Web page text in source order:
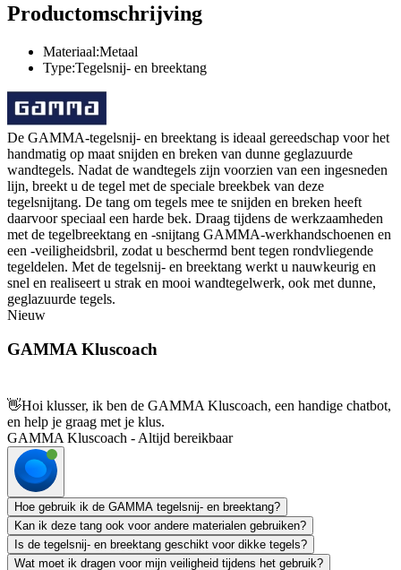
Productomschrijving
Materiaal:Metaal
Type:Tegelsnij- en breektang
De GAMMA-tegelsnij- en breektang is ideaal gereedschap voor het
handmatig op maat snijden en breken van dunne geglazuurde
wandtegels. Nadat de wandtegels zijn voorzien van een ingesneden
lijn, breekt u de tegel met de speciale breekbek van deze
tegelsnijtang. De tang om tegels mee te snijden en breken heeft
daarvoor speciaal een harde bek. Draag tijdens de werkzaamheden
met de tegelbreektang en -snijtang GAMMA-werkhandschoenen en
een -veiligheidsbril, zodat u beschermd bent tegen rondvliegende
tegeldelen. Met de tegelsnij- en breektang werkt u nauwkeurig en
snel en realiseert u strak en mooi wandtegelwerk, ook met dunne,
geglazuurde tegels.
Nieuw
GAMMA Kluscoach
👋Hoi klusser, ik ben de GAMMA Kluscoach, een handige chatbot,
en help je graag met je klus.
GAMMA Kluscoach - Altijd bereikbaar
Hoe gebruik ik de GAMMA tegelsnij- en breektang?
Kan ik deze tang ook voor andere materialen gebruiken?
Is de tegelsnij- en breektang geschikt voor dikke tegels?
Wat moet ik dragen voor mijn veiligheid tijdens het gebruik?